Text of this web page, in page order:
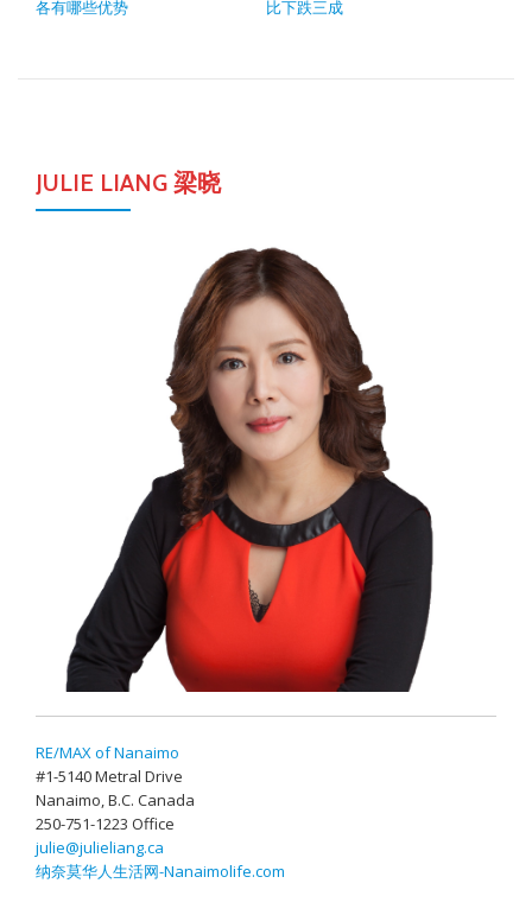
各有哪些优势 比下跌三成
JULIE LIANG 梁晓
RE/MAX of Nanaimo
#1-5140 Metral Drive
Nanaimo, B.C. Canada
250-751-1223 Office
julie@julieliang.ca
纳奈莫华人生活网-Nanaimolife.com